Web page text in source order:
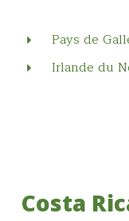
Pays de
Irlande du
Costa